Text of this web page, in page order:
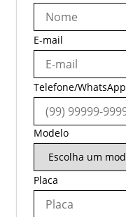
E-mail
Telefone/WhatsApp
Modelo
Placa